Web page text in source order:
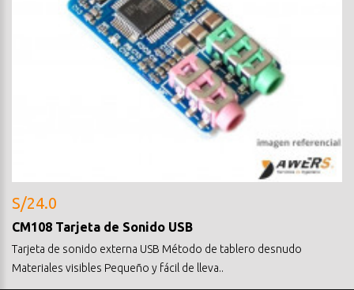
S/24.0
CM108 Tarjeta de Sonido USB
Tarjeta de sonido externa USB Método de tablero desnudo
Materiales visibles Pequeño y fácil de lleva..